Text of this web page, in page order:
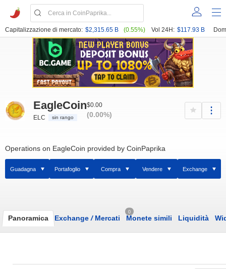
Capitalizzazione di mercato: $2,315.65 B (0.55%) Vol 24H: $117.93 B
EagleCoin
ELC sin rango
$0.00
(0.00%)
Operations on EagleCoin provided by CoinPaprika
Guadagna Portafoglio Compra Vendere Exchange
Panoramica Exchange /Mercati
0
Monete simili Liquidità